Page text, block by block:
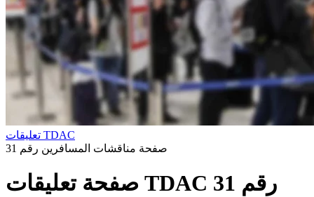
تعليقات TDAC
صفحة مناقشات المسافرين رقم 31
صفحة تعليقات TDAC رقم 31